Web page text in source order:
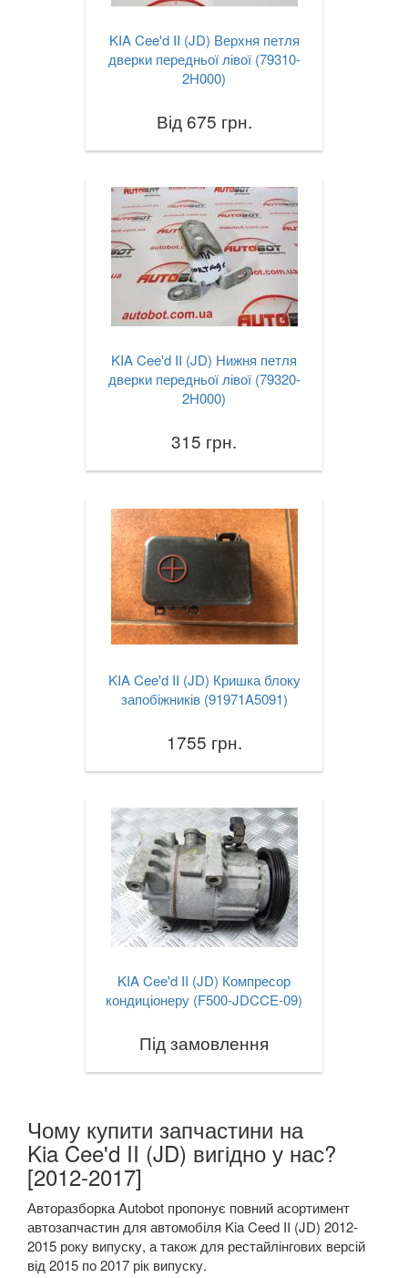
VOLKSWAGEN
KIA Cee'd II (JD) Верхня петля
дверки передньої лівої (79310-
2H000)
Від 675 грн.
KIA Cee'd II (JD) Нижня петля
дверки передньої лівої (79320-
2H000)
315 грн.
KIA Cee'd II (JD) Кришка блоку
запобіжників (91971A5091)
1755 грн.
KIA Cee'd II (JD) Компресор
кондиціонеру (F500-JDCCE-09)
Під замовлення
Чому купити запчастини на
Kia Cee'd II (JD) вигідно у нас?
[2012-2017]
Авторазборка Autobot пропонує повний асортимент
автозапчастин для автомобіля Kia Ceed II (JD) 2012-
2015 року випуску, а також для рестайлінгових версій
від 2015 по 2017 рік випуску.